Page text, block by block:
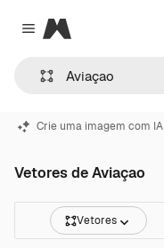
Close menu
Magnific
Crie uma imagem com IA
Vetores de Aviaçao
Vetores